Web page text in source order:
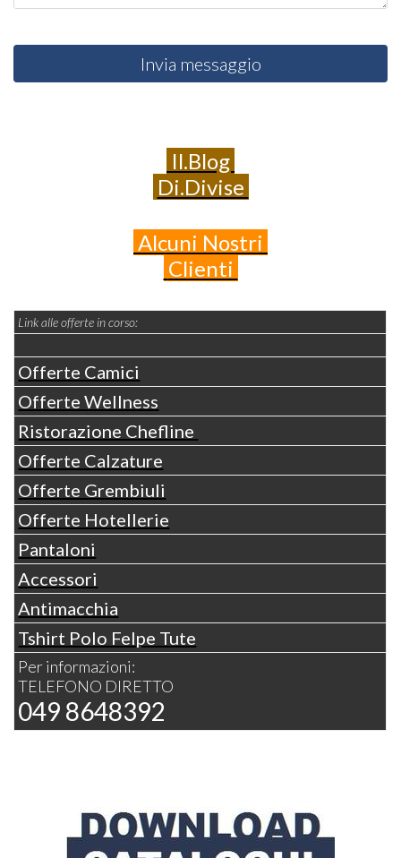
Invia messaggio
Il.Blog
Di.Divise
Alcuni Nostri
Clienti
Link alle offerte in corso:
Offerte Camici
Offerte Wellness
Ristorazione Chefline
Offerte Calzature
Offerte Grembiuli
Offerte Hotellerie
Pantaloni
Accessori
Antimacchia
Tshirt Polo Felpe Tute
Per informazioni:
TELEFONO DIRETTO
049 8648392